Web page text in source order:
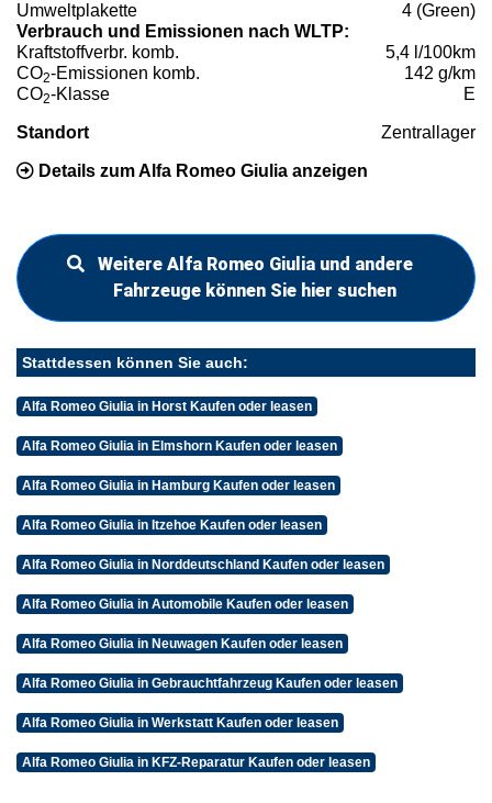
Umweltplakette
4 (Green)
Verbrauch und Emissionen nach WLTP:
Kraftstoffverbr. komb.
5,4 l/100km
CO2-Emissionen komb.
142 g/km
CO2-Klasse E
Standort Zentrallager
Details zum Alfa Romeo Giulia anzeigen
Weitere Alfa Romeo Giulia und andere
Fahrzeuge können Sie hier suchen
Stattdessen können Sie auch:
Alfa Romeo Giulia in Horst Kaufen oder leasen
Alfa Romeo Giulia in Elmshorn Kaufen oder leasen
Alfa Romeo Giulia in Hamburg Kaufen oder leasen
Alfa Romeo Giulia in Itzehoe Kaufen oder leasen
Alfa Romeo Giulia in Norddeutschland Kaufen oder leasen
Alfa Romeo Giulia in Automobile Kaufen oder leasen
Alfa Romeo Giulia in Neuwagen Kaufen oder leasen
Alfa Romeo Giulia in Gebrauchtfahrzeug Kaufen oder leasen
Alfa Romeo Giulia in Werkstatt Kaufen oder leasen
Alfa Romeo Giulia in KFZ-Reparatur Kaufen oder leasen